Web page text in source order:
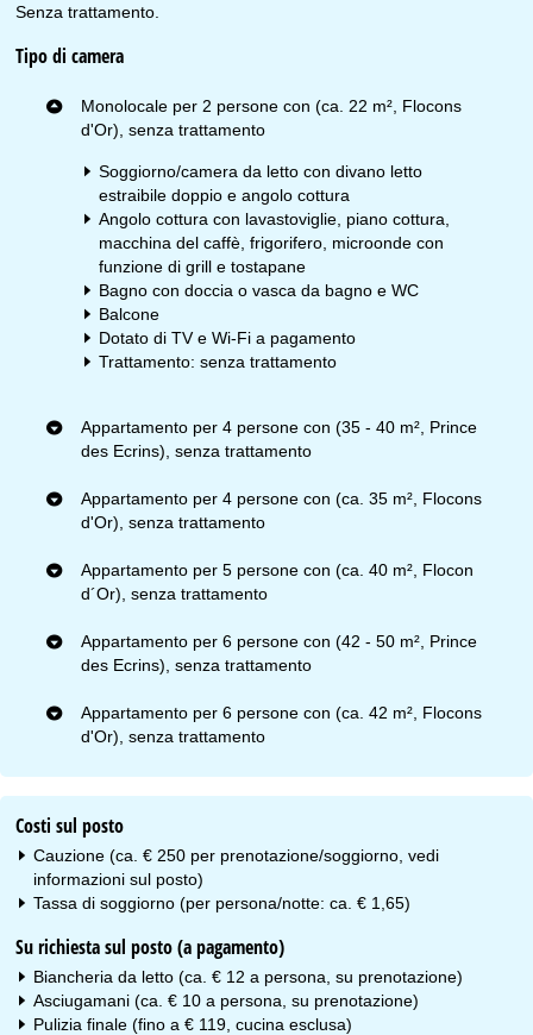
Senza trattamento.
Tipo di camera
Monolocale per 2 persone con (ca. 22 m², Flocons
d'Or), senza trattamento
Soggiorno/camera da letto con divano letto
estraibile doppio e angolo cottura
Angolo cottura con lavastoviglie, piano cottura,
macchina del caffè, frigorifero, microonde con
funzione di grill e tostapane
Bagno con doccia o vasca da bagno e WC
Balcone
Dotato di TV e Wi-Fi a pagamento
Trattamento: senza trattamento
Appartamento per 4 persone con (35 - 40 m², Prince
des Ecrins), senza trattamento
Appartamento per 4 persone con (ca. 35 m², Flocons
d'Or), senza trattamento
Appartamento per 5 persone con (ca. 40 m², Flocon
d´Or), senza trattamento
Appartamento per 6 persone con (42 - 50 m², Prince
des Ecrins), senza trattamento
Appartamento per 6 persone con (ca. 42 m², Flocons
d'Or), senza trattamento
Costi sul posto
Cauzione (ca. € 250 per prenotazione/soggiorno, vedi
informazioni sul posto)
Tassa di soggiorno (per persona/notte: ca. € 1,65)
Su richiesta sul posto (a pagamento)
Biancheria da letto (ca. € 12 a persona, su prenotazione)
Asciugamani (ca. € 10 a persona, su prenotazione)
Pulizia finale (fino a € 119, cucina esclusa)